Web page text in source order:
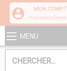
MON
Inscription/
MENU